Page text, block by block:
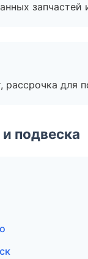
запчастей
для
подвеска